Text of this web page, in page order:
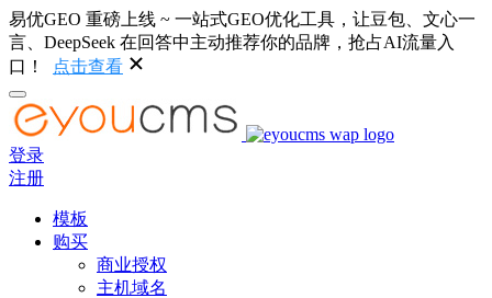
易优GEO 重磅上线 ~ 一站式GEO优化工具，让豆包、文心一
言、DeepSeek 在回答中主动推荐你的品牌，抢占AI流量入
口！
点击查看
登录
注册
模板
购买
商业授权
主机域名